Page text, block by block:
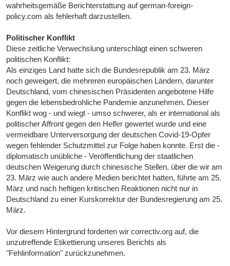
wahrheitsgemäße Berichterstattung auf german-foreign-
policy.com als fehlerhaft darzustellen.
Politischer Konflikt
Diese zeitliche Verwechslung unterschlägt einen schweren
politischen Konflikt:
Als einziges Land hatte sich die Bundesrepublik am 23. März
noch geweigert, die mehreren europäischen Ländern, darunter
Deutschland, vom chinesischen Präsidenten angebotene Hilfe
gegen die lebensbedrohliche Pandemie anzunehmen. Dieser
Konflikt wog - und wiegt - umso schwerer, als er international als
politischer Affront gegen den Helfer gewertet wurde und eine
vermeidbare Unterversorgung der deutschen Covid-19-Opfer
wegen fehlender Schutzmittel zur Folge haben konnte. Erst die -
diplomatisch unübliche - Veröffentlichung der staatlichen
deutschen Weigerung durch chinesische Stellen, über die wir am
23. März wie auch andere Medien berichtet hatten, führte am 25.
März und nach heftigen kritischen Reaktionen nicht nur in
Deutschland zu einer Kurskorrektur der Bundesregierung am 25.
März.
Vor diesem Hintergrund forderten wir correctiv.org auf, die
unzutreffende Etikettierung unseres Berichts als
"Fehlinformation" zurückzunehmen.